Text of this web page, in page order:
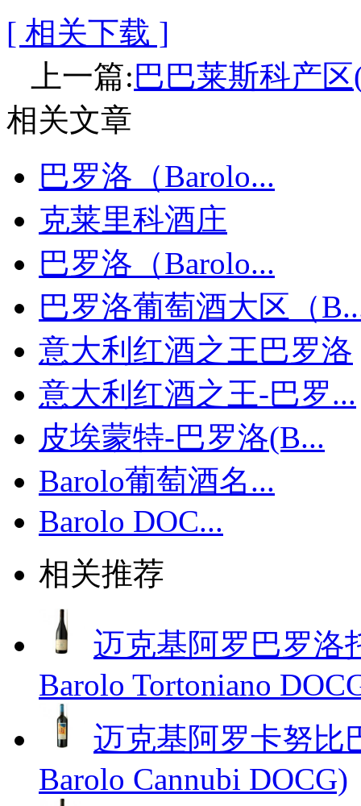
[ 相关下载 ]
上一篇:巴巴莱斯科产区
相关文章
巴罗洛（Barolo...
克莱里科酒庄
巴罗洛（Barolo...
巴罗洛葡萄酒大区（
意大利红酒之王巴罗洛
意大利红酒之王-巴罗...
皮埃蒙特-巴罗洛(B...
Barolo葡萄酒名...
Barolo DOC...
相关推荐
迈克基阿罗巴罗洛
Barolo Tortoniano
迈克基阿罗卡努比
Barolo Cannubi DOCG)